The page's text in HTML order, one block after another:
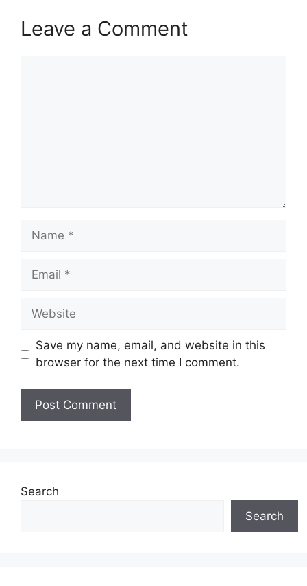
Leave a Comment
Name
Email
Website
Save my name, email, and website in this
browser for the next time I comment.
Search
Search